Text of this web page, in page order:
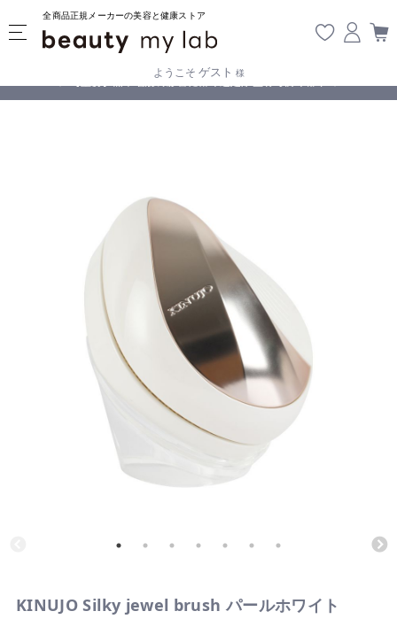
全商品正規メーカーの美容と健康ストア
ようこそ ゲスト 様
【重要】熊本地震の影響により遅延が生じております
KINUJO Silky jewel brush パールホワイト